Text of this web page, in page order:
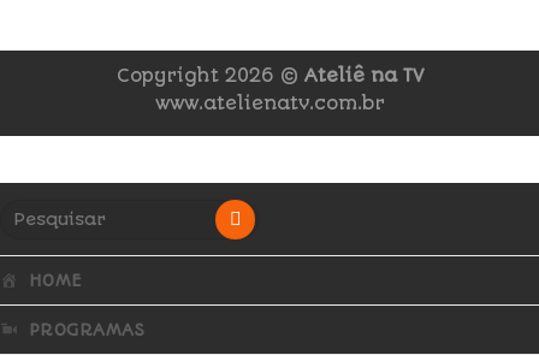
Copyright 2026 © Ateliê na TV
www.atelienatv.com.br
HOME
PROGRAMAS